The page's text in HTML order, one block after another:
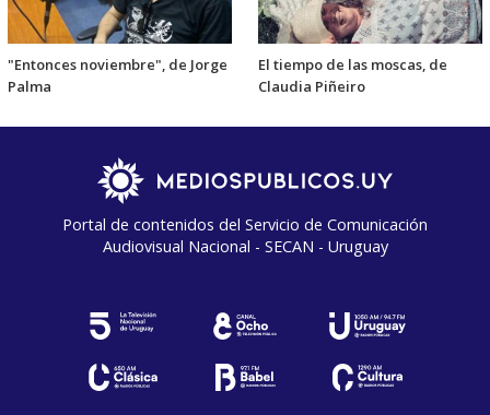
"Entonces noviembre", de Jorge
Palma
El tiempo de las moscas, de
Claudia Piñeiro
Portal de contenidos del Servicio de Comunicación
Audiovisual Nacional - SECAN - Uruguay